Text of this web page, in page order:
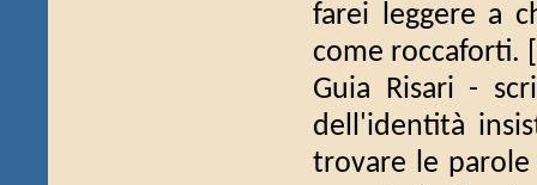
farei leggere a
come roccaforti.
Guia Risari -
dell'identità
trovare le